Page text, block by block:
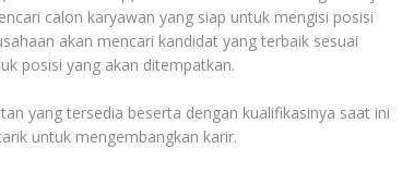
calon karyawan yang siap untuk mengisi posisi
akan mencari kandidat yang terbaik sesuai
posisi yang akan ditempatkan.
yang tersedia beserta dengan kualifikasinya saat ini
untuk mengembangkan karir.